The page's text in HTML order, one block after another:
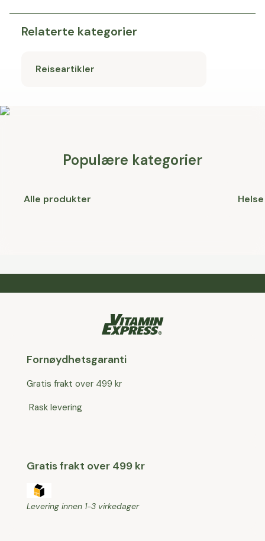
Relaterte kategorier
Reiseartikler
Populære kategorier
Alle produkter Helse
Fornøydhetsgaranti
Gratis frakt over 499 kr
Rask levering
Gratis frakt over 499 kr
Levering innen 1-3 virkedager